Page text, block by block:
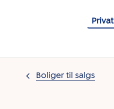
Privat
Boliger til salgs